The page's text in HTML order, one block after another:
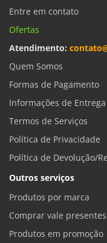
Entre em contato
Ofertas
Atendimento:
Quem Somos
Formas de Pagamento
Informações de Entrega
Termos de Serviços
Política de Privacidade
Política de Devolução/
Outros serviços
Produtos por marca
Comprar vale presentes
Produtos em promoção